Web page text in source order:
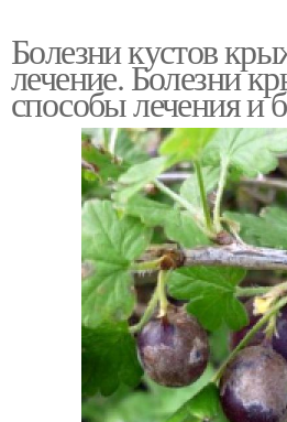
Болезни кустов
лечение. Болезни
способы лечения и